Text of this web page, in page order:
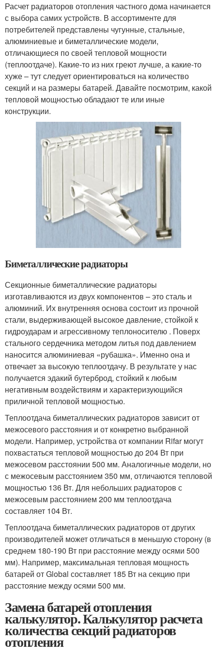
Расчет радиаторов отопления частного дома начинается
с выбора самих устройств. В ассортименте для
потребителей представлены чугунные, стальные,
алюминиевые и биметаллические модели,
отличающиеся по своей тепловой мощности
(теплоотдаче). Какие-то из них греют лучше, а какие-то
хуже – тут следует ориентироваться на количество
секций и на размеры батарей. Давайте посмотрим, какой
тепловой мощностью обладают те или иные
конструкции.
Биметаллические радиаторы
Секционные биметаллические радиаторы
изготавливаются из двух компонентов – это сталь и
алюминий. Их внутренняя основа состоит из прочной
стали, выдерживающей высокое давление, стойкой к
гидроударам и агрессивному теплоносителю . Поверх
стального сердечника методом литья под давлением
наносится алюминиевая «рубашка». Именно она и
отвечает за высокую теплоотдачу. В результате у нас
получается эдакий бутерброд, стойкий к любым
негативным воздействиям и характеризующийся
приличной тепловой мощностью.
Теплоотдача биметаллических радиаторов зависит от
межосевого расстояния и от конкретно выбранной
модели. Например, устройства от компании Rifar могут
похвастаться тепловой мощностью до 204 Вт при
межосевом расстоянии 500 мм. Аналогичные модели, но
с межосевым расстоянием 350 мм, отличаются тепловой
мощностью 136 Вт. Для небольших радиаторов с
межосевым расстоянием 200 мм теплоотдача
составляет 104 Вт.
Теплоотдача биметаллических радиаторов от других
производителей может отличаться в меньшую сторону (в
среднем 180-190 Вт при расстояние между осями 500
мм). Например, максимальная тепловая мощность
батарей от Global составляет 185 Вт на секцию при
расстояние между осями 500 мм.
Замена батарей отопления
калькулятор. Калькулятор расчета
количества секций радиаторов
отопления